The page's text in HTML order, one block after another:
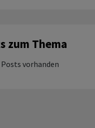
zum Thema
vorhanden